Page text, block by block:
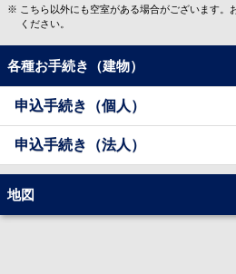
こちら以外にも空室がある場合がございます。
ください。
各種お手続き（建物）
申込手続き（個人）
申込手続き（法人）
地図